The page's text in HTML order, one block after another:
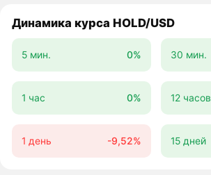
Динамика курса HOLD/USD
5 мин. 0% 30 мин.
1 час 0% 12 часов
1 день -9,52% 15 дней